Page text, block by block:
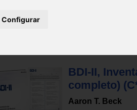
Configurar
BDI-II,
completo)
Aaron T. Beck